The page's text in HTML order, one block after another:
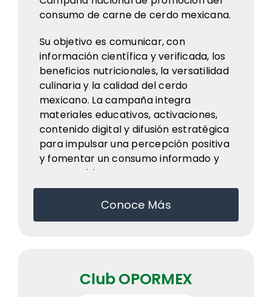
consumo de carne de cerdo mexicana.
Su objetivo es comunicar, con
información científica y verificada, los
beneficios nutricionales, la versatilidad
culinaria y la calidad del cerdo
mexicano. La campaña integra
materiales educativos, activaciones,
contenido digital y difusión estratégica
para impulsar una percepción positiva
y fomentar un consumo informado y
responsable.
Conoce Más
Club OPORMEX